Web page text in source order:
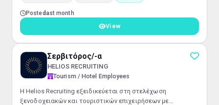
Postedlast month
View
Σερβιτόρος/-α
HELIOS RECRUITING
Tourism / Hotel Employees
Η Helios Recruiting εξειδικεύεται στη στελέχωση
ξενοδοχειακών και τουριστικών επιχειρήσεων με